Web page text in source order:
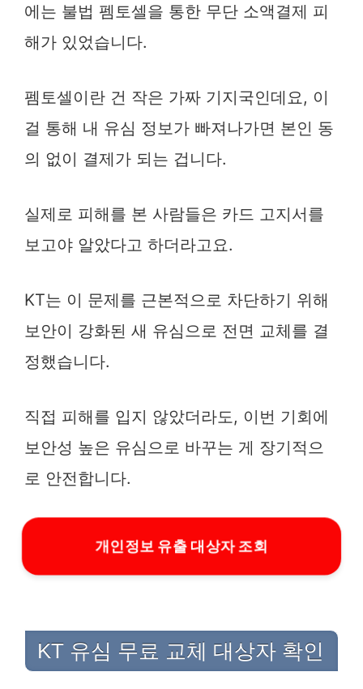
에는 불법 펨토셀을 통한 무단 소액결제 피
해가 있었습니다.
펨토셀이란 건 작은 가짜 기지국인데요, 이
걸 통해 내 유심 정보가 빠져나가면 본인 동
의 없이 결제가 되는 겁니다.
실제로 피해를 본 사람들은 카드 고지서를
보고야 알았다고 하더라고요.
KT는 이 문제를 근본적으로 차단하기 위해
보안이 강화된 새 유심으로 전면 교체를 결
정했습니다.
직접 피해를 입지 않았더라도, 이번 기회에
보안성 높은 유심으로 바꾸는 게 장기적으
로 안전합니다.
개인정보 유출 대상자 조회
KT 유심 무료 교체 대상자 확인